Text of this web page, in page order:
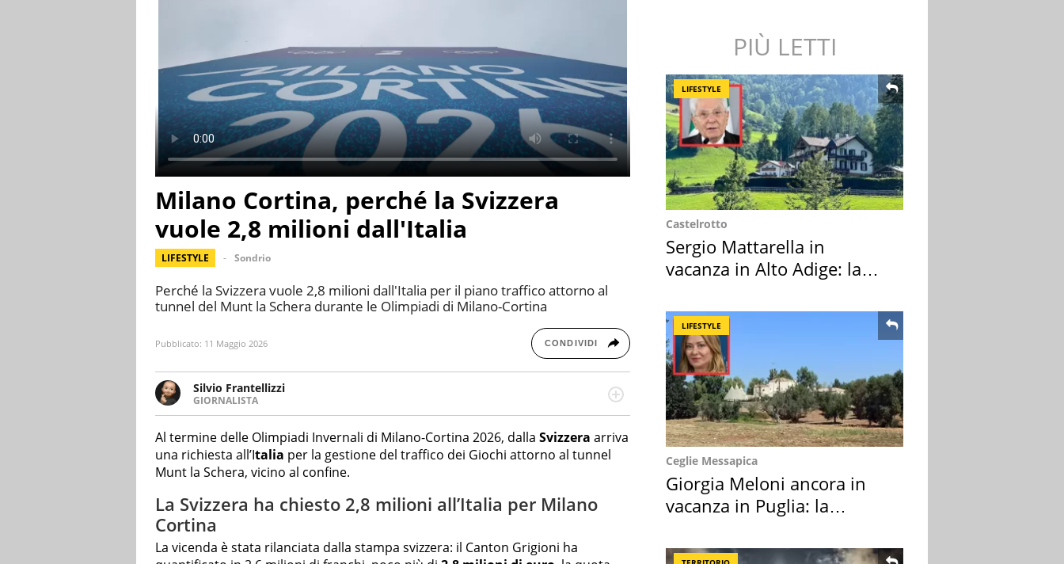
Milano Cortina, perché la Svizzera
vuole 2,8 milioni dall'Italia
LIFESTYLE Sondrio
Perché la Svizzera vuole 2,8 milioni dall'Italia per il piano traffico attorno al
tunnel del Munt la Schera durante le Olimpiadi di Milano-Cortina
Pubblicato: 11 Maggio 2026 CONDIVIDI
Silvio Frantellizzi
GIORNALISTA
Giornalista pubblicista. Da oltre dieci anni si occupa di informazione sul web,
scrivendo di sport, attualità, cronaca, motori, spettacolo e videogame.
Al termine delle Olimpiadi Invernali di Milano-Cortina 2026, dalla Svizzera arriva
una richiesta all’Italia per la gestione del traffico dei Giochi attorno al tunnel
Munt la Schera, vicino al confine.
La Svizzera ha chiesto 2,8 milioni all’Italia per Milano
Cortina
La vicenda è stata rilanciata dalla stampa svizzera: il Canton Grigioni ha
PIÙ LETTI
LIFESTYLE
Castelrotto
Sergio Mattarella in
vacanza in Alto Adige: la
LIFESTYLE
Ceglie Messapica
Giorgia Meloni ancora in
vacanza in Puglia: la